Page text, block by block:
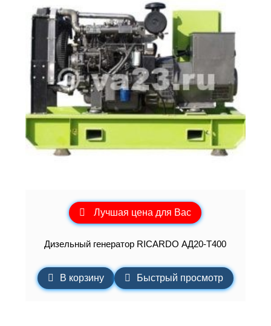
Лучшая цена для Вас
Дизельный генератор RICARDO АД20-Т400
В корзину Быстрый просмотр